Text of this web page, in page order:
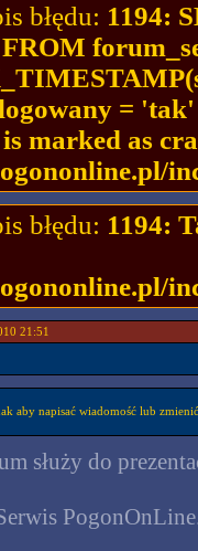
błędu: 1194:
=
marked as
błędu: 1194:
21:51
aby napisać wiadomość lub
służy do